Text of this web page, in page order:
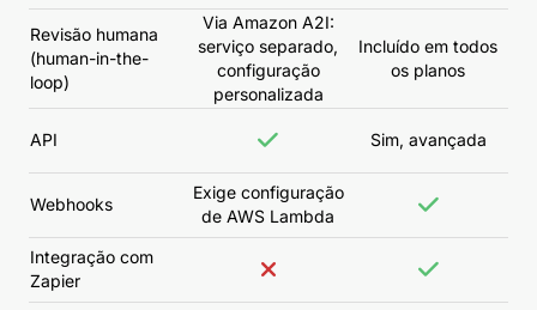
Revisão humana
(human-in-the-
loop)
Via Amazon A2I:
serviço separado,
configuração
personalizada
Incluído em todos
os planos
API Sim, avançada
Webhooks
Exige configuração
de AWS Lambda
Integração com
Zapier